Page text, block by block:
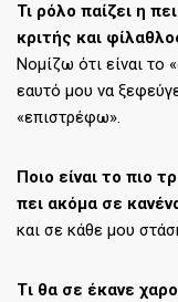
Τι ρόλο παίζει η
κριτής και
Νομίζω ότι είναι το
εαυτό μου να
«επιστρέφω».
Ποιο είναι το πιο
πει ακόμα σε
και σε κάθε μου
Tι θα σε έκανε